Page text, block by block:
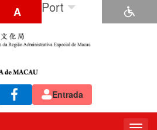
A Port
Entrada